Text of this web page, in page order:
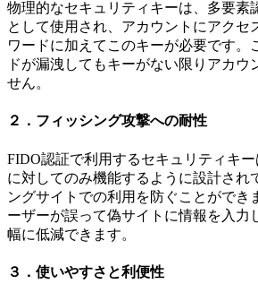
物理的なセキュリティキーは、多要素
として使用され、アカウントにアクセ
ワードに加えてこのキーが必要です。
ドが漏洩してもキーがない限りアカウ
せん。
２．フィッシング攻撃への耐性
FIDO認証で利用するセキュリティキ
に対してのみ機能するように設計され
ングサイトでの利用を防ぐことができ
ーザーが誤って偽サイトに情報を入力
幅に低減できます。
３．使いやすさと利便性